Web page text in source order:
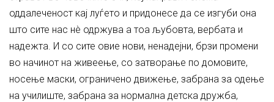
оддалеченост кај луѓето и придонесе да се изгуби она
што сите нас нè одржува а тоа љубовта, вербата и
надежта. И со сите овие нови, ненадејни, брзи промени
во начинот на живеење, со затворање по домовите,
носење маски, ограничено движење, забрана за одење
на училиште, забрана за нормална детска дружба,